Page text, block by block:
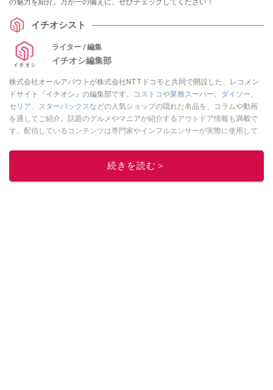
の魅力を紹介。万が一の備えに、ぜひチェックしてください！
イチオシスト
ライター / 編集
イチオシ編集部
株式会社オールアバウトが株式会社NTTドコモと共同で開設した、レコメン
ドサイト『イチオシ』の編集部です。
コストコや業務スーパー、 ダイソー、
セリア、 スターバックスなどの人気ショップの隠れた名品を、コラムや動画
を通してご紹介。話題のグルメやマニアが紹介するアウトドア情報も満載で
す。配信しているコンテンツは専門家やインフルエンサーが実際に使用して
ニュースでフォロー
続きを読む＞